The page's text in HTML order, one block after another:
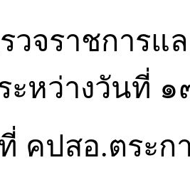
วจราชการแ
ะหว่างวันที่ ๑
คปสอ.ตระก